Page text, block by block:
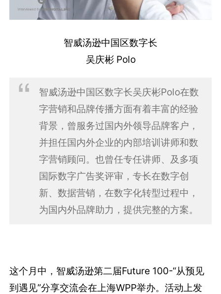
智威汤逊中国区数字长
吴庆彬 Polo
智威汤逊中国区数字长吴庆彬Polo在数
字营销和品牌传播方面有着丰富的经验
背景，曾服务过国内外领导品牌客户，
并担任国内外企业的内部培训讲师和数
字营销顾问。也曾任专任讲师、及多项
国际数字广告奖评审，专长在数字创
新、数据营销，在数字化转型过程中，
为国内外品牌助力，提供完整的方案。
这个月中，智威汤逊第二届Future 100-“从预见
到遇见”分享交流会在上海WPP举办。活动上发